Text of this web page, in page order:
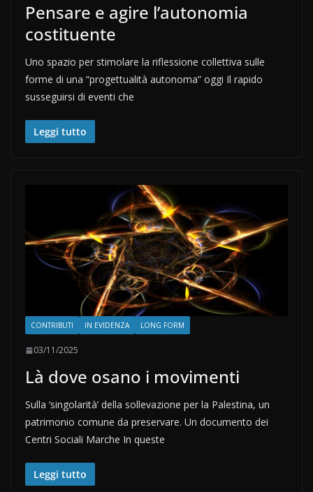
Pensare e agire l’autonomia
costituente
Uno spazio per stimolare la riflessione collettiva sulle
forme di una “progettualità autonoma” oggi Il rapido
susseguirsi di eventi che
Leggi tutto
CONTRIBUTI IN EVIDENZA LONG FORM
03/11/2025
Là dove osano i movimenti
Sulla ‘singolarità’ della sollevazione per la Palestina, un
patrimonio comune da preservare. Un documento dei
Centri Sociali Marche In queste
Leggi tutto